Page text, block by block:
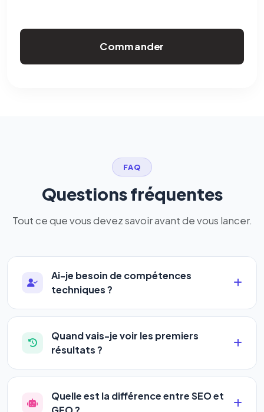
Commander
FAQ
Questions fréquentes
Tout ce que vous devez savoir avant de vous lancer.
Ai-je besoin de compétences
techniques ?
Absolument pas. Notre logiciel a été conçu pour
être accessible àtous les profils: artisans,
commerçants, auto-entrepreneurs, PME ou
complexe — vous renseignez l'adresse de votre
site, décrivez votre activité, et le logiciel gère tout
en automatique 24h/24.
Quand vais-je voir les premiers
résultats ?
La plupart de nos utilisateurs observent une
amélioration de leur positionnement en4 à 6
semaines. Le référencement est un marathon, pas
Quelle est la différence entre SEO et